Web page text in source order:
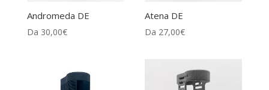
Andromeda DE
Da 30,00€
Atena DE
Da 27,00€